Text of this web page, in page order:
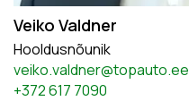
Veiko Valdner
Hooldusnõunik
veiko.valdner@topauto.ee
+372 617 7090